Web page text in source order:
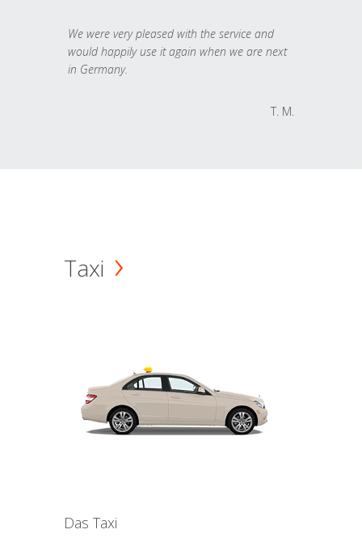
We were very pleased with the service and
would happily use it again when we are next
in Germany.
T. M.
Taxi
Das Taxi